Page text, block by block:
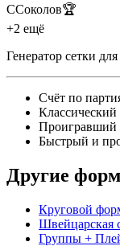
ССоколов🏆
+2 ещё
Генератор сетки
Счёт по
Проигравший
Быстрый и
Другие
Круговой
Швейцарская
Группы +